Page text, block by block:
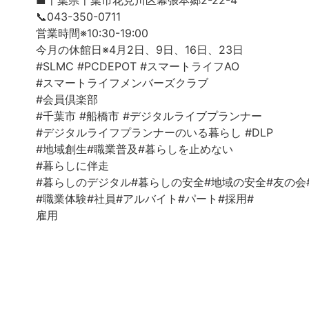
📞043-350-0711
営業時間※10:30-19:00
今月の休館日※4月2日、9日、16日、23日
#SLMC #PCDEPOT #スマートライフAO
#スマートライフメンバーズクラブ
#会員倶楽部
#千葉市 #船橋市 #デジタルライブプランナー
#デジタルライフプランナーのいる暮らし #DLP
#地域創生#職業普及#暮らしを止めない
#暮らしに伴走
#暮らしのデジタル#暮らしの安全#地域の安全#友の
#職業体験#社員#アルバイト#パート#採用#
雇用